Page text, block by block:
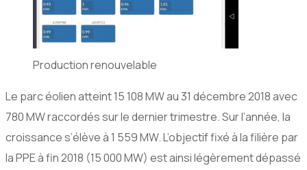
Production renouvelable
Le parc éolien atteint 15 108 MW au 31 décembre 2018 avec
780 MW raccordés sur le dernier trimestre. Sur l’année, la
croissance s’élève à 1 559 MW. L’objectif fixé à la filière par
la PPE à fin 2018 (15 000 MW) est ainsi légèrement dépassé